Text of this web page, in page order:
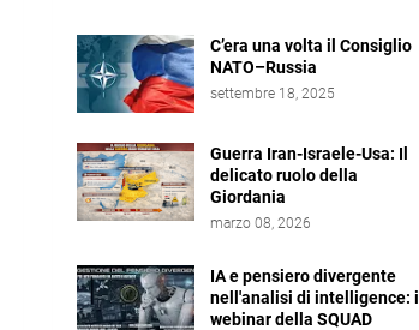
C’era una volta il Consiglio
NATO–Russia
settembre 18, 2025
Guerra Iran-Israele-Usa: Il
delicato ruolo della
Giordania
marzo 08, 2026
IA e pensiero divergente
nell'analisi di intelligence: il
webinar della SQUAD